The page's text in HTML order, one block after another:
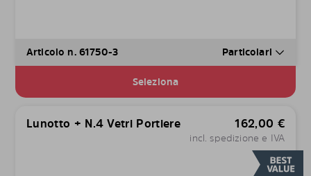
Articolo n. 61750-3 Particolari
Seleziona
Lunotto + N.4 Vetri Portiere 162,00 €
incl. spedizione e IVA